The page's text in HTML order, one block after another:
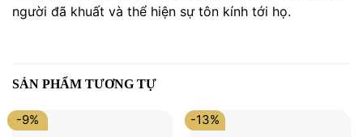
người đã khuất và thể hiện sự tôn kính tới họ.
SẢN PHẨM TƯƠNG TỰ
-9% -13%